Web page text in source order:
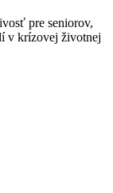
pre seniorov,
v krízovej životnej